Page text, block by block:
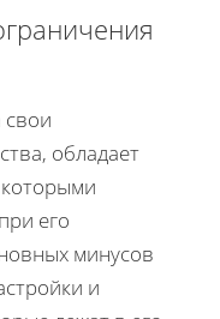
свои
обладает
его
минусов
и